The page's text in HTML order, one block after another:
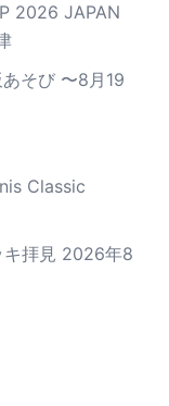
2026 JAPAN
そび 〜8月19
Classic
キ拝見 2026年8